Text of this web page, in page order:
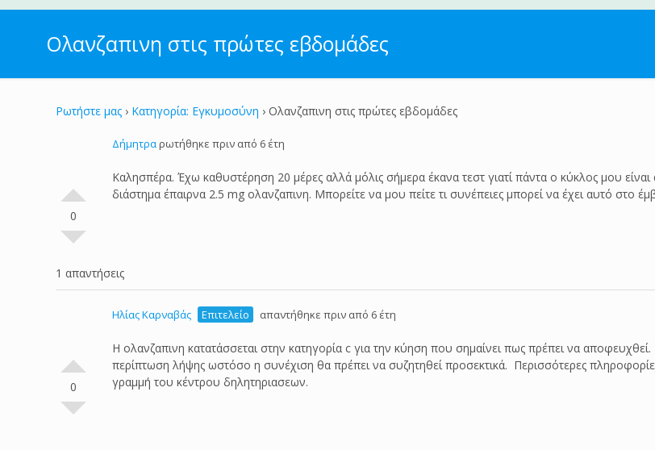
Ολανζαπινη στις πρώτες εβδομάδες
Ρωτήστε μας › Κατηγορία: Εγκυμοσύνη ›Ολανζαπινη στις πρώτες εβδομάδες
0
Δήμητραρωτήθηκε πριν από 6 έτη
Καλησπέρα. Έχω καθυστέρηση 20 μέρες αλλά μόλις σήμερα έκανα τεστ γιατί πάντα ο κύκλος μου
διάστημα έπαιρνα 2.5 mg ολανζαπινη. Μπορείτε να μου πείτε τι συνέπειες μπορεί να έχει αυτό στο
1 απαντήσεις
0
Ηλίας Καρναβάς Επιτελείο απαντήθηκε πριν από 6 έτη
Η ολανζαπινη κατατάσσεται στην κατηγορία c για την κύηση που σημαίνει πως πρέπει να
περίπτωση λήψης ωστόσο η συνέχιση θα πρέπει να συζητηθεί προσεκτικά. Περισσότερες
γραμμή του κέντρου δηλητηριασεων.